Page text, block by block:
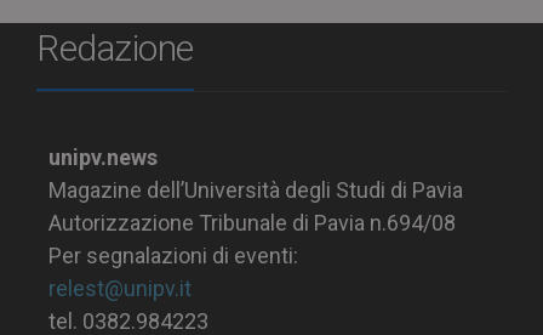
Redazione
unipv.news
Magazine dell’Università degli Studi di Pavia
Autorizzazione Tribunale di Pavia n.694/08
Per segnalazioni di eventi:
relest@unipv.it
tel. 0382.984223